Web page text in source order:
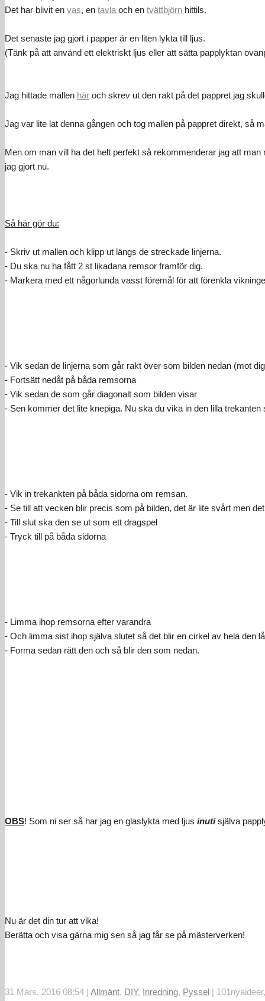
Det har blivit en vas, en tavla och en tvättbjörn hittils.
Det senaste jag gjort i papper är en liten lykta till ljus.
(Tänk på att använd ett elektriskt ljus eller att sätta papplyktan
Jag hittade mallen här och skrev ut den rakt på det pappret jag
Jag var lite lat denna gången och tog mallen på pappret direkt, så
Men om man vill ha det helt perfekt så rekommenderar jag att
jag gjort nu.
Så här gör du:
- Skriv ut mallen och klipp ut längs de streckade linjerna.
- Du ska nu ha fått 2 st likadana remsor framför dig.
- Markera med ett någorlunda vasst föremål för att förenkla
- Vik sedan de linjerna som går rakt över som bilden nedan (mot
- Fortsätt nedåt på båda remsorna
- Vik sedan de som går diagonalt som bilden visar
- Sen kommer det lite knepiga. Nu ska du vika in den lilla
- Vik in trekankten på båda sidorna om remsan.
- Se till att vecken blir precis som på bilden, det är lite svårt men
- Till slut ska den se ut som ett dragspel
- Tryck till på båda sidorna
- Limma ihop remsorna efter varandra
- Och limma sist ihop själva slutet så det blir en cirkel av hela den
- Forma sedan rätt den och så blir den som nedan.
OBS! Som ni ser så har jag en glaslykta med ljus inuti själva
Nu är det din tur att vika!
Berätta och visa gärna mig sen så jag får se på mästerverken!
31 Mars, 2016 08:54 | Allmänt, DIY, Inredning, Pyssel |